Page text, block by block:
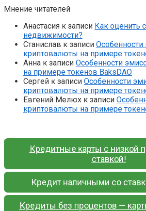
Мнение читателей
Анастасия к записи Как оценить
недвижимости?
Станислав к записи Особенности
криптовалюты на примере
Анна к записи Особенности
на примере токенов BaksDAO
Сергей к записи Особенности
криптовалюты на примере
Евгений Мелюх к записи
криптовалюты на примере
Кредитные карты с низкой
ставкой!
Кредит наличными со
Кредиты без процентов —